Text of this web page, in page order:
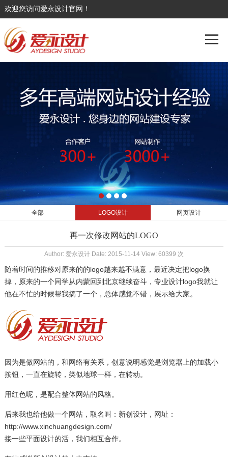
欢迎您访问爱永设计官网！
全部 LOGO设计 网页设计
再一次修改网站的LOGO
Author: 爱永设计 Date: 2015-11-14 View: 60399 次
随着时间的推移对原来的的logo越来越不满意，最近决定把logo换
掉，原来的一个同学从内蒙回到北京继续奋斗，专业设计logo我就让
他在不忙的时候帮我搞了一个，总体感觉不错，展示给大家。
因为是做网站的，和网络有关系，创意说明感觉是浏览器上的加载小
按钮，一直在旋转，类似地球一样，在转动。
用红色呢，是配合整体网站的风格。
后来我也给他做一个网站，取名叫：新创设计，网址：
http://www.xinchuangdesign.com/
接一些平面设计的活，我们相互合作。